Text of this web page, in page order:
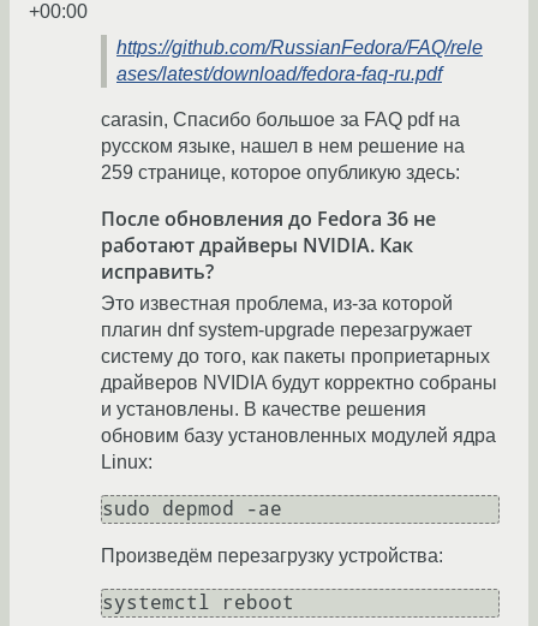
+00:00
https://github.com/RussianFedora/FAQ/rele
ases/latest/download/fedora-faq-ru.pdf
carasin, Спасибо большое за FAQ pdf на
русском языке, нашел в нем решение на
259 странице, которое опубликую здесь:
После обновления до Fedora 36 не
работают драйверы NVIDIA. Как
исправить?
Это известная проблема, из-за которой
плагин dnf system-upgrade перезагружает
систему до того, как пакеты проприетарных
драйверов NVIDIA будут корректно собраны
и установлены. В качестве решения
обновим базу установленных модулей ядра
Linux:
Произведём перезагрузку устройства: